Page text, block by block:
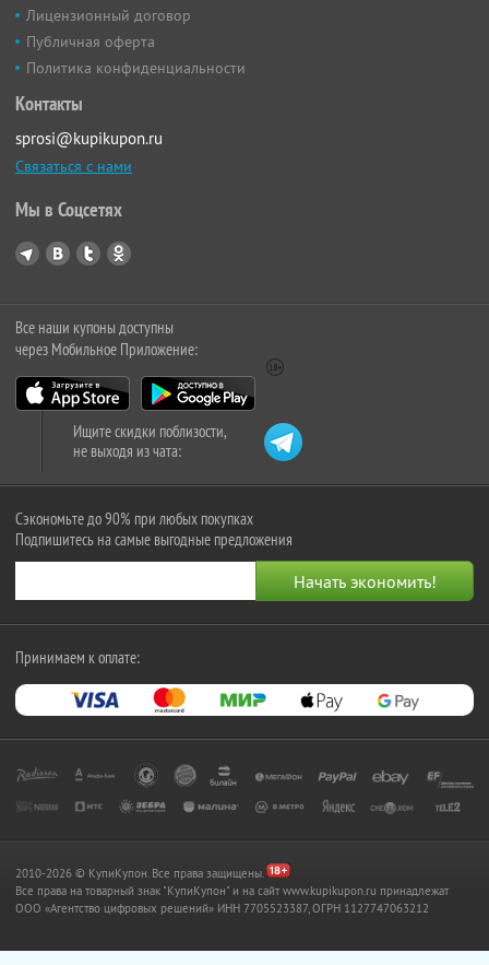
Лицензионный договор
Публичная оферта
Политика конфиденциальности
Контакты
sprosi@kupikupon.ru
Связаться с нами
Мы в Соцсетях
Все наши купоны доступны
через Мобильное Приложение:
Ищите скидки поблизости,
не выходя из чата:
Сэкономьте до 90% при любых покупках
Подпишитесь на самые выгодные предложения
Принимаем к оплате:
2010-2026 © КупиКупон. Все права защищены.
Все права на товарный знак "КупиКупон" и на сайт www.kupikupon.ru принадлежат
OOO «Агентство цифровых решений» ИНН 7705523387, ОГРН 1127747063212